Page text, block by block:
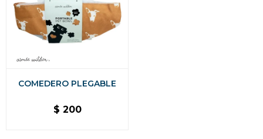
COMEDERO PLEGABLE
$ 200